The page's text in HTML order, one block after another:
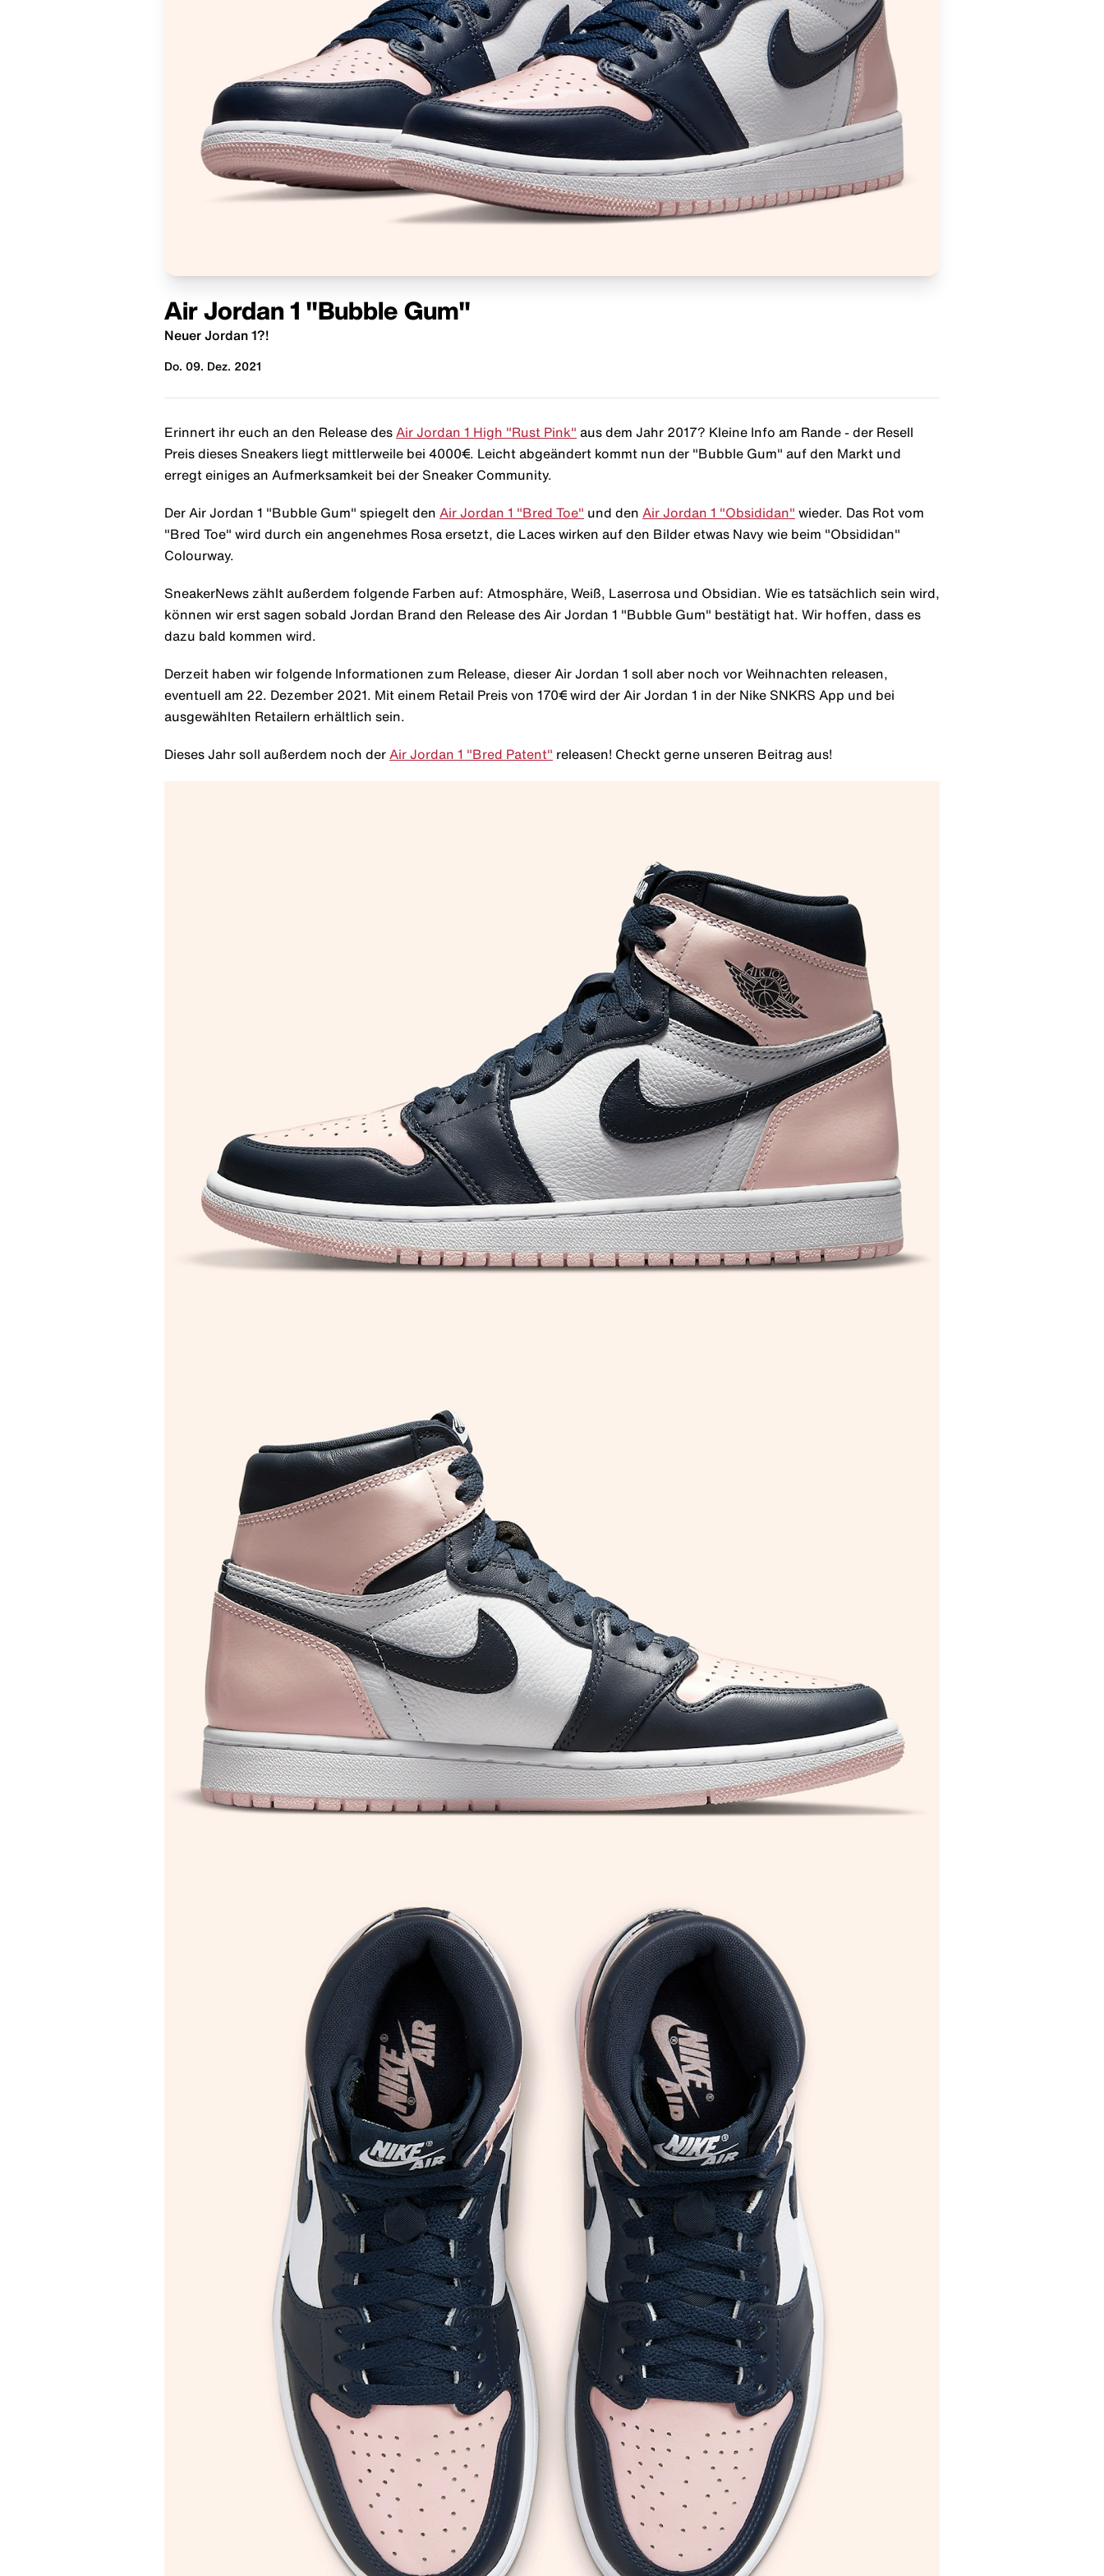
Air Jordan 1 "Bubble Gum"
Neuer Jordan 1?!
Do. 09. Dez. 2021
Erinnert ihr euch an den Release des Air Jordan 1 High "Rust Pink" aus dem Jahr 2017? Kleine Info am Rande - der Resell
Preis dieses Sneakers liegt mittlerweile bei 4000€. Leicht abgeändert kommt nun der "Bubble Gum" auf den Markt und
erregt einiges an Aufmerksamkeit bei der Sneaker Community.
Der Air Jordan 1 "Bubble Gum" spiegelt den Air Jordan 1 "Bred Toe" und den Air Jordan 1 "Obsididan" wieder. Das Rot vom
"Bred Toe" wird durch ein angenehmes Rosa ersetzt, die Laces wirken auf den Bilder etwas Navy wie beim "Obsididan"
Colourway.
SneakerNews zählt außerdem folgende Farben auf: Atmosphäre, Weiß, Laserrosa und Obsidian. Wie es tatsächlich sein wird,
können wir erst sagen sobald Jordan Brand den Release des Air Jordan 1 "Bubble Gum" bestätigt hat. Wir hoffen, dass es
dazu bald kommen wird.
Derzeit haben wir folgende Informationen zum Release, dieser Air Jordan 1 soll aber noch vor Weihnachten releasen,
eventuell am 22. Dezember 2021. Mit einem Retail Preis von 170€ wird der Air Jordan 1 in der Nike SNKRS App und bei
ausgewählten Retailern erhältlich sein.
Dieses Jahr soll außerdem noch der Air Jordan 1 "Bred Patent" releasen! Checkt gerne unseren Beitrag aus!